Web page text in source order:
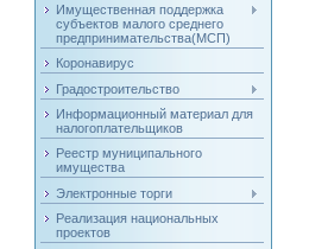
Имущественная поддержка
субъектов малого среднего
предпринимательства(МСП)
Коронавирус
Градостроительство
Информационный материал для
налогоплательщиков
Реестр муниципального
имущества
Электронные торги
Реализация национальных
проектов